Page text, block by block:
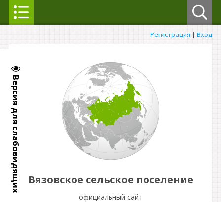
Версия для слабовидящих
Регистрация | Вход
Вязовское сельское поселение
официальный сайт